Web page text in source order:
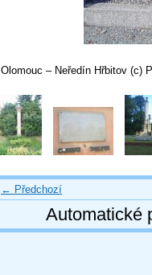
Olomouc – Neředín Hřbitov (c)
← Předchozí
Automatické